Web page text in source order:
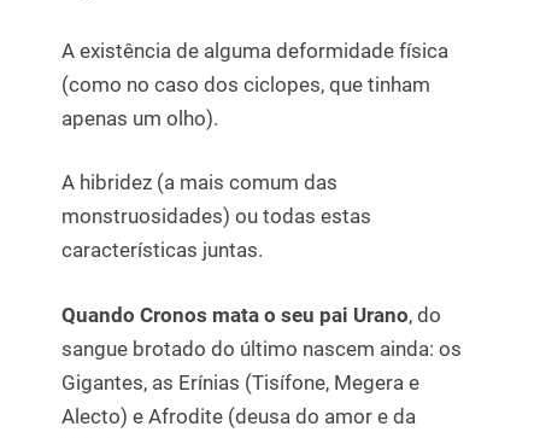
A existência de alguma deformidade física
(como no caso dos ciclopes, que tinham
apenas um olho).
A hibridez (a mais comum das
monstruosidades) ou todas estas
características juntas.
Quando Cronos mata o seu pai Urano, do
sangue brotado do último nascem ainda: os
Gigantes, as Erínias (Tisífone, Megera e
Alecto) e Afrodite (deusa do amor e da